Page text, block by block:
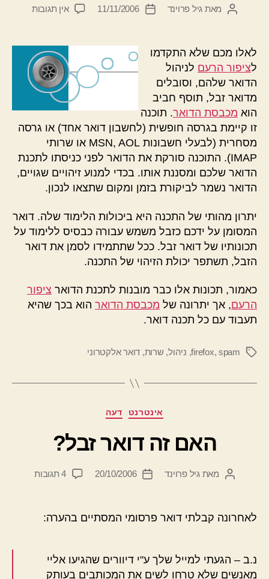
המחבר
מאת גיל פרוינד
תאריך11/11/2006 אין תגובותעל
לאלו מכם שלא התקדמו
לציפור הרעם לניהול
הדואר שלהם, וסובלים
מדואר זבל, תוסף חביב
הוא מכבסת הדואר. תוכנה
זו קיימת בגרסה חופשית (לחשבון דואר אחד) או גרסה
מסחרית (לבעלי חשבונות MSN, AOL או שרותי
IMAP). התוכנה סורקת את הדואר לפני כניסתו לתכנת
הדואר שלכם ומסננת אותו. בכדי למנוע זיהויים שגויים,
הדואר נשמר לביקורת בזמן ומקום שתצאו לנכון.
יתרון מהותי של התכנה היא ביכולות הלימוד שלה. דואר
המסומן על ידכם כזבל משמש עבורה כבסיס ללימוד על
תכונותיו של דואר זבל. ככל שתתמידו לסמן את דואר
הזבל, תשתפר יכולת הזיהוי של התכנה.
כאמור, תכונות אלו כבר מובנות לתכנת הדואר ציפור
הרעם, אך יתרונה של מכבסת הדואר הוא בכך שהיא
תעבוד עם כל תכנה דואר.
תגיות firefox, spam
, ניהול,שרות, דואר אלקטרוני
קטגוריותאינטרנט דעה
האם זה דואר זבל?
המחבר
מאתגיל פרוינד
תאריך20/10/2006 4 תגובות
על
לאחרונה קבלתי דואר פרסומי המסתיים בהערה:
נ.ב – הגעתי למייל שלך ע"י דיוורים שהגיעו אליי
מאנשים שלא טרחו לשים את המכותבים בעותק